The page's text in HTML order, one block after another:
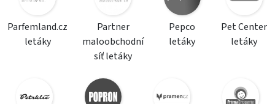
Parfemland.cz
letáky
Partner
maloobchodní
síť letáky
Pepco
letáky
Pet Center
letáky